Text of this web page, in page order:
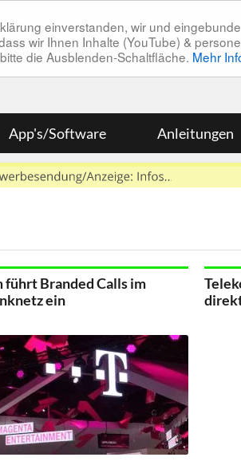
einverstanden, wir und
wir Ihnen Inhalte (YouTube) &
die Ausblenden-Schaltfläche. Mehr
App's/Software Anleitungen
führt Branded Calls im
ein